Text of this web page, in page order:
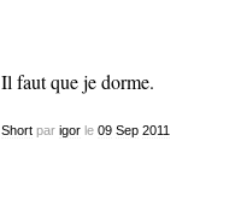
Il faut que je dorme.
Shortpar igorle 09 Sep 2011